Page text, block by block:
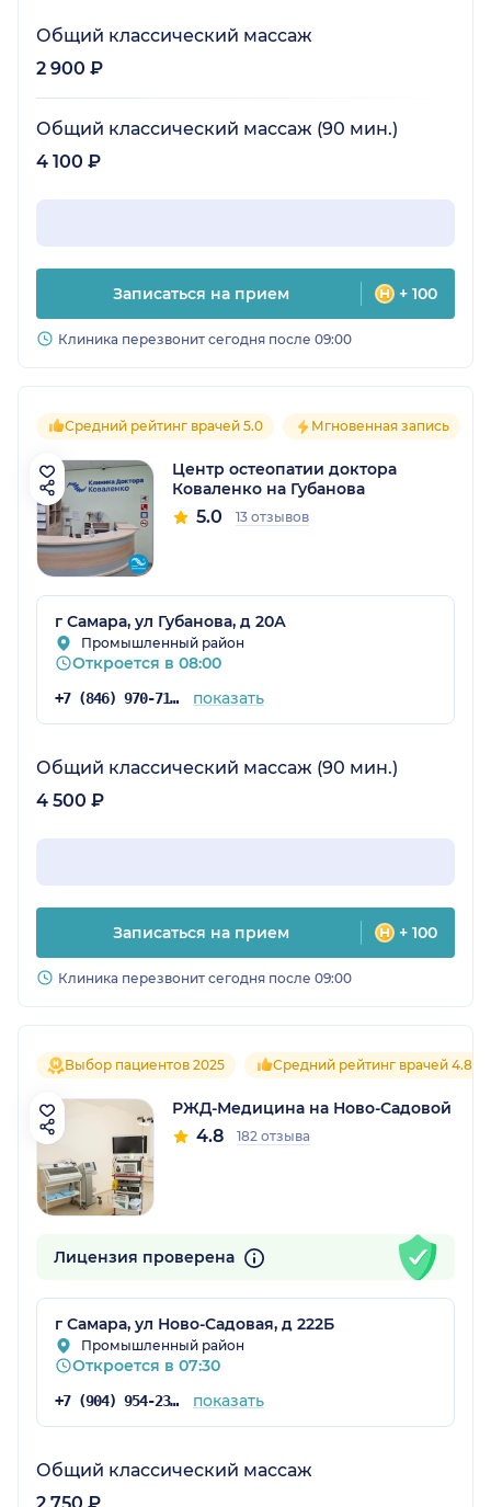
Общий классический массаж
2 900 ₽
Общий классический массаж (90 мин.)
4 100 ₽
Записаться на прием + 100
Клиника перезвонит сегодня после 09:00
Средний рейтинг врачей 5.0 Мгновенная запись
Центр остеопатии доктора
Коваленко на Губанова
5.0 13 отзывов
г Самара, ул Губанова, д 20А
Промышленный район
Откроется в 08:00
+7 (846) 970-71-56 показать
Общий классический массаж (90 мин.)
4 500 ₽
Записаться на прием + 100
Клиника перезвонит сегодня после 09:00
Выбор пациентов 2025 Средний рейтинг врачей 4.8
РЖД-Медицина на Ново-Садовой
4.8 182 отзыва
Лицензия проверена
г Самара, ул Ново-Садовая, д 222Б
Промышленный район
Откроется в 07:30
+7 (904) 954-23-83 показать
Общий классический массаж